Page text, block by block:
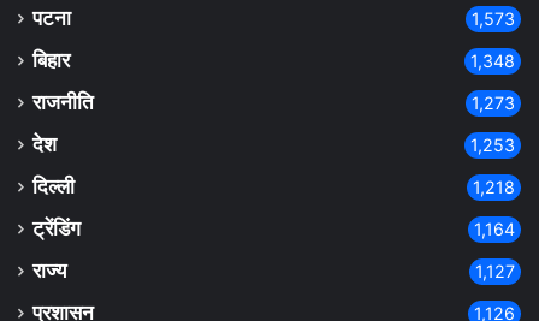
पटना 1,573
बिहार 1,348
राजनीति 1,273
देश 1,253
दिल्ली 1,218
ट्रेंडिंग 1,164
राज्य 1,127
प्रशासन 1,126